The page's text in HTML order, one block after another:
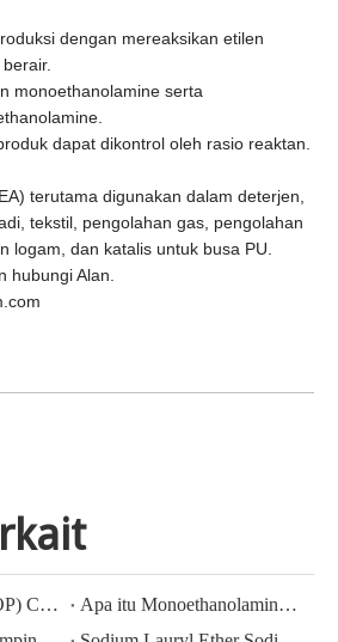
dengan mereaksikan etilen
monoethanolamine serta
dapat dikontrol oleh rasio reaktan.
terutama digunakan dalam deterjen,
tekstil, pengolahan gas, pengolahan
logam, dan katalis untuk busa PU.
hubungi Alan.
Dioctyl phthalate (DOP) CAS NO.:117-81-7
Apa itu Monoethanolamine (MEA)?